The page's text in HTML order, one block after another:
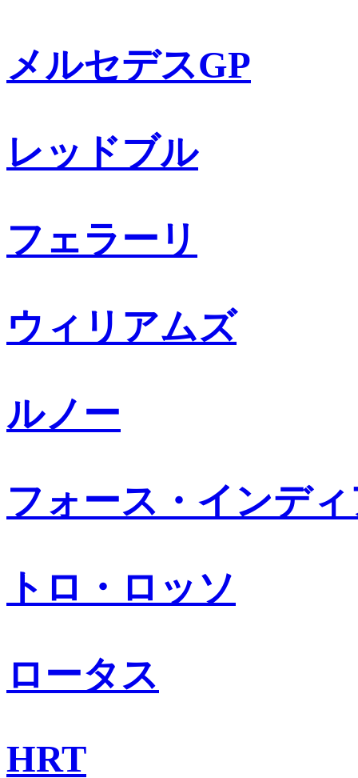
メルセデスGP
レッドブル
フェラーリ
ウィリアムズ
ルノー
フォース・インデ
トロ・ロッソ
ロータス
HRT